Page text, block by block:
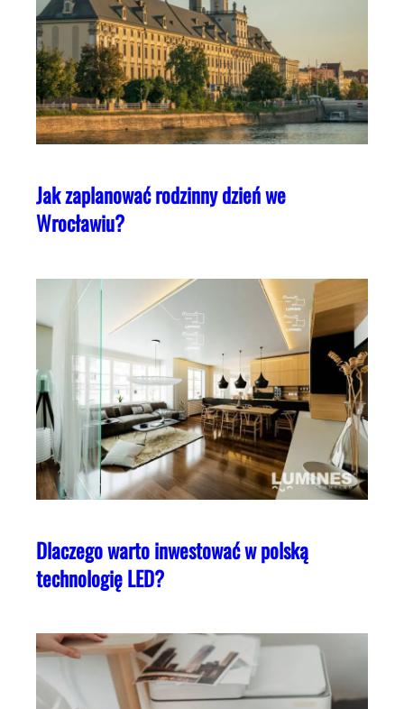
Jak zaplanować rodzinny dzień we
Wrocławiu?
Dlaczego warto inwestować w polską
technologię LED?